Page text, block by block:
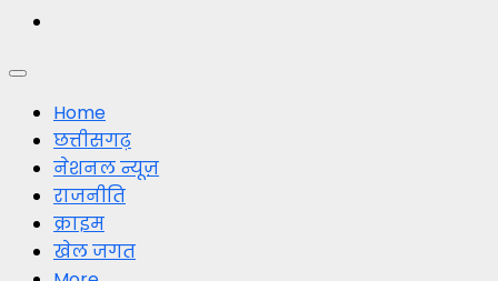
Primary
MenuHome
छत्तीसगढ़
नेशनल न्यूज़
राजनीति
क्राइम
खेल जगत